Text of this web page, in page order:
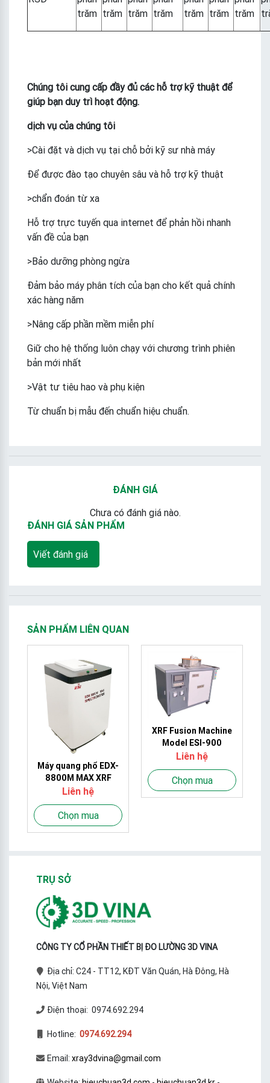
trăm trăm trăm trăm
trăm trăm trăm
Chúng tôi cung cấp đầy đủ các hỗ trợ kỹ thuật để
giúp bạn duy trì hoạt động.
dịch vụ của chúng tôi
>Cài đặt và dịch vụ tại chỗ bởi kỹ sư nhà máy
Để được đào tạo chuyên sâu và hỗ trợ kỹ thuật
>chẩn đoán từ xa
Hỗ trợ trực tuyến qua internet để phản hồi nhanh
vấn đề của bạn
>Bảo dưỡng phòng ngừa
Đảm bảo máy phân tích của bạn cho kết quả chính
xác hàng năm
>Nâng cấp phần mềm miễn phí
Giữ cho hệ thống luôn chạy với chương trình phiên
bản mới nhất
>Vật tư tiêu hao và phụ kiện
Từ chuẩn bị mẫu đến chuẩn hiệu chuẩn.
ĐÁNH GIÁ
Chưa có đánh giá nào.
ĐÁNH GIÁ SẢN PHẨM
Viết đánh giá
SẢN PHẨM LIÊN QUAN
Máy quang phổ EDX-
8800M MAX XRF
Liên hệ
Chọn mua
XRF Fusion Machine
Model ESI-900
Liên hệ
Chọn mua
TRỤ SỞ
CÔNG TY CỔ PHẦN THIẾT BỊ ĐO LƯỜNG 3D VINA
Địa chỉ: C24 - TT12, KĐT Văn Quán, Hà Đông, Hà
Nội, Việt Nam
Điện thoại: 0974.692.294
Hotline: 0974.692.294
Email: xray3dvina@gmail.com